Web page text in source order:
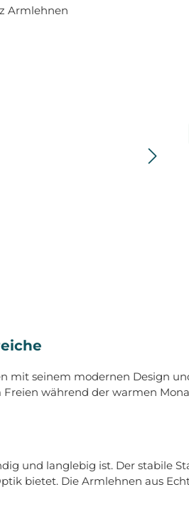
mit seinem modernen Design
während der warmen
und langlebig ist. Der stabile
bietet. Die Armlehnen aus